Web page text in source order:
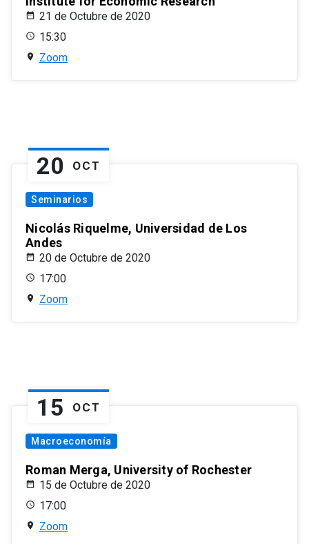
21 de Octubre de 2020
15:30
Zoom
20 OCT
Seminarios
Nicolás Riquelme, Universidad de Los
Andes
20 de Octubre de 2020
17:00
Zoom
15 OCT
Macroeconomía
Roman Merga, University of Rochester
15 de Octubre de 2020
17:00
Zoom